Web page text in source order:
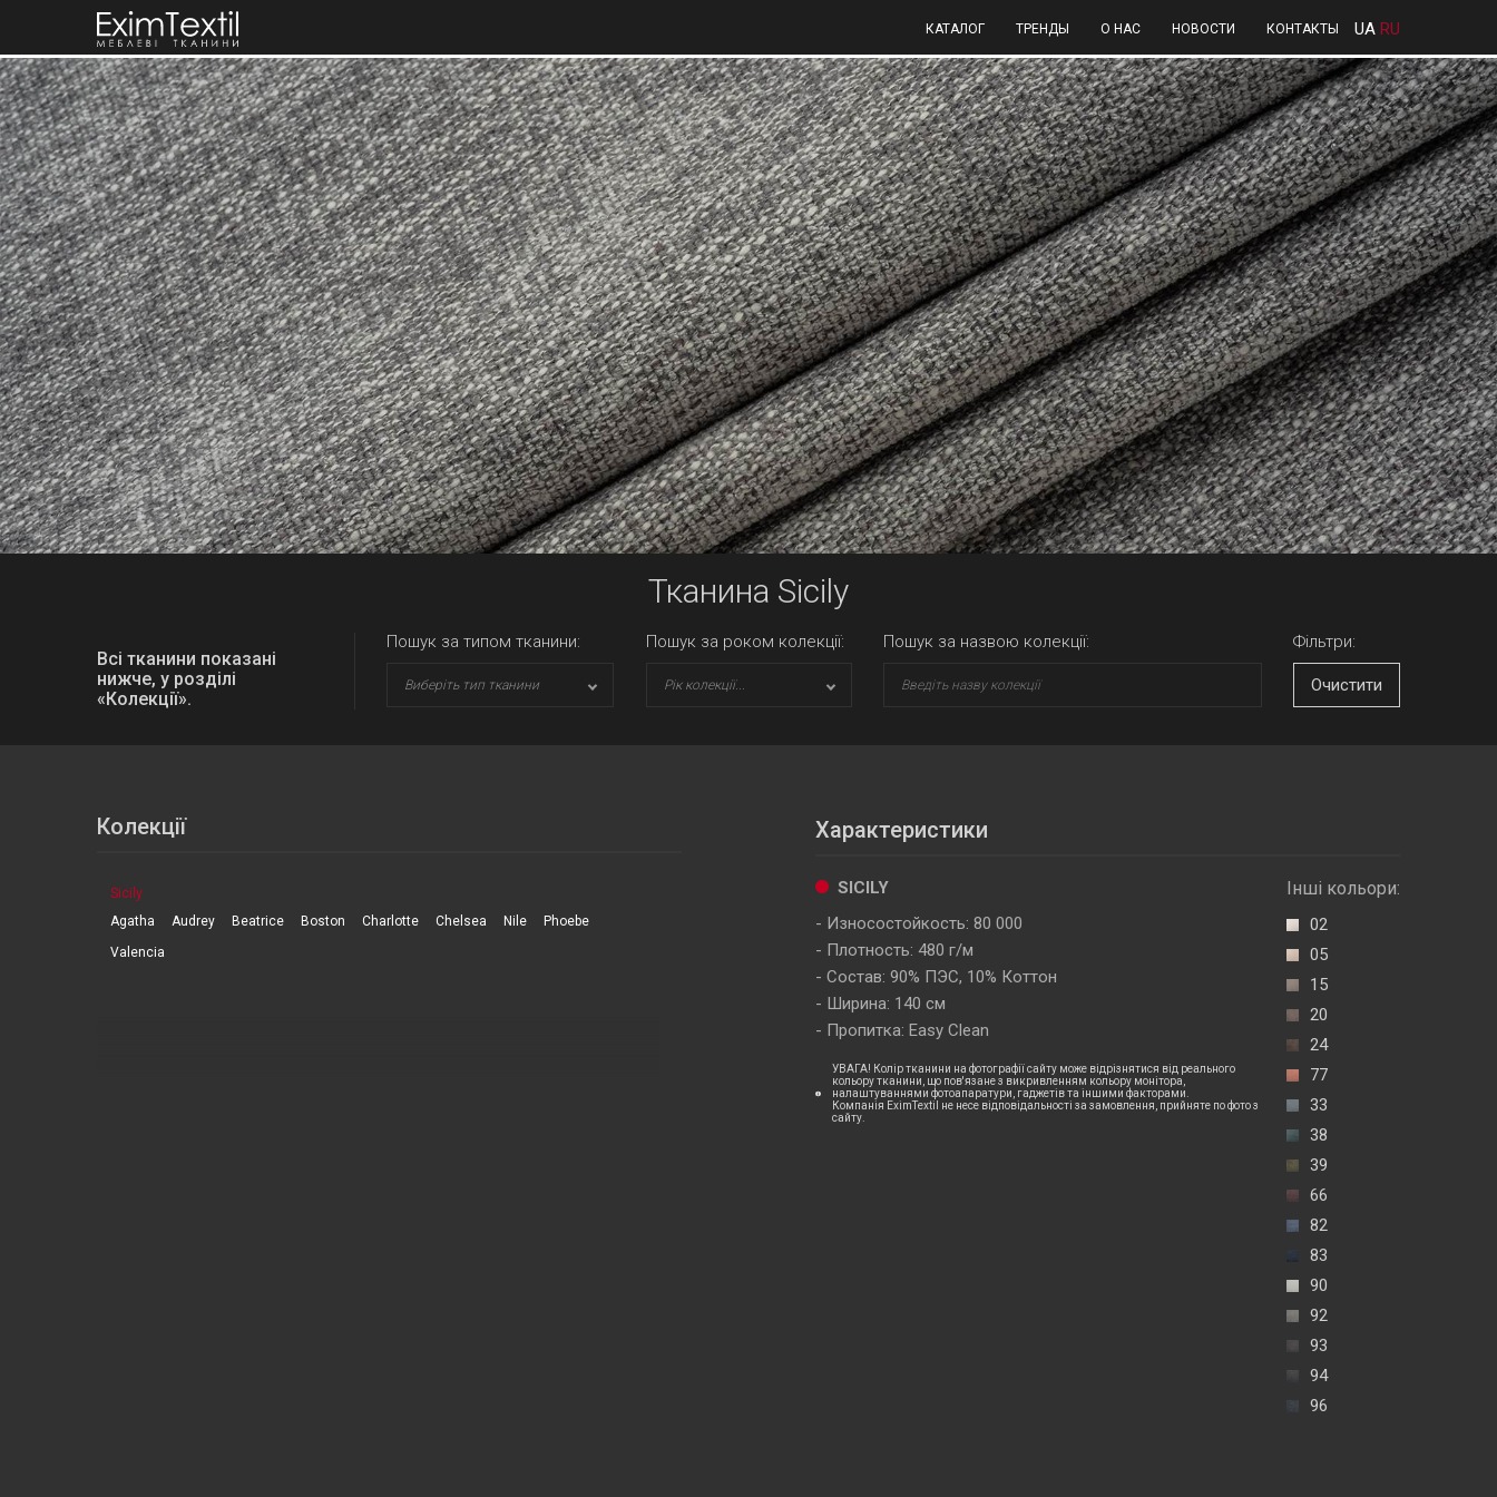
КАТАЛОГ ТРЕНДЫ О НАС НОВОСТИ КОНТАКТЫ UA RU
Тканина Sicily
Всі тканини показані
нижче, у розділі
«Колекції».
Пошук за типом тканини:
Виберіть тип тканини
Пошук за роком колекції:
Рік колекції...
Пошук за назвою колекції: Фільтри:
Очистити
Колекції
Sicily
Agatha
Audrey Beatrice Boston Charlotte Chelsea Nile
Phoebe
Valencia
Характеристики
SICILY
Износостойкость: 80 000
Плотность: 480 г/м
Состав: 90% ПЭС, 10% Коттон
Ширина: 140 см
Пропитка: Easy Clean
УВАГА! Колір тканини на фотографії сайту може відрізнятися від реального
кольору тканини, що пов'язане з викривленням кольору монітора,
налаштуваннями фотоапаратури, гаджетів та іншими факторами.
Компанія EximTextil не несе відповідальності за замовлення, прийняте по фото з
сайту.
Інші кольори:
02
05
15
20
24
77
33
38
39
66
82
83
90
92
93
94
96